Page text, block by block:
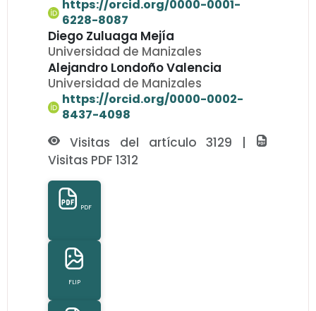
https://orcid.org/0000-0001-
6228-8087
Diego Zuluaga Mejía
Universidad de Manizales
Alejandro Londoño Valencia
Universidad de Manizales
https://orcid.org/0000-0002-
8437-4098
Visitas del artículo 3129 |
Visitas PDF 1312
PDF
FLIP